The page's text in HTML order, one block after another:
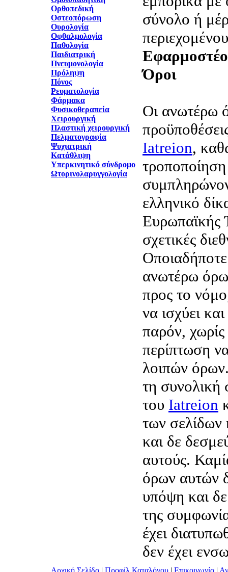
Ορθοπεδική
Οστεοπόρωση
Ουρολογία
Οφθαλμολογία
Παθολογία
Παιδιατρική
Πνευμονολογία
Πρόληψη
Πόνος
Ρευματολογία
Φάρμακα
Φυσικοθεραπεία
Χειρουργική
Πλαστική χειρουργική
Πελματογραφία
Ψυχιατρική
Κατάθλιψη
Υπερκινητικό σύνδρομο
Ωτορινολαρυγγολογία
σύνολο ή
Εφαρμοστέο
Όροι
Οι ανωτέρω
Iatreion,
τροποποίηση
ελληνικό
Ευρωπαϊκής
σχετικές
ανωτέρω
προς το
να ισχύει
παρόν,
περίπτωση
λοιπών
τη συνολική
του Iatreion
των σελίδων
και δε
αυτούς.
όρων αυτών
υπόψη και
της
έχει
δεν έχει
Αρχική Σελίδα | Προφίλ Καταλόγου | Επικοινωνία |